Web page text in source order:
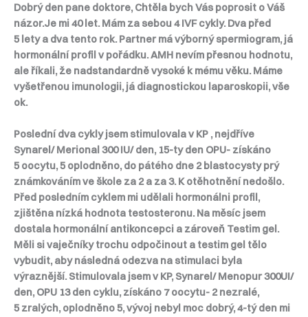
Dobrý den pane doktore, Chtěla bych Vás poprosit o Váš
názor.Je mi 40 let. Mám za sebou 4 IVF cykly. Dva před
5 lety a dva tento rok. Partner má výborný spermiogram, já
hormonální profil v pořádku. AMH nevím přesnou hodnotu,
ale říkali, že nadstandardně vysoké k mému věku. Máme
vyšetřenou imunologii, já diagnostickou laparoskopii, vše
ok.
Poslední dva cykly jsem stimulovala v KP , nejdříve
Synarel/ Merional 300 IU/ den, 15-ty den OPU- získáno
5 oocytu, 5 oplodněno, do pátého dne 2 blastocysty prý
známkováním ve škole za 2 a za 3. K otěhotnění nedošlo.
Před posledním cyklem mi udělali hormonálni profil,
zjištěna nízká hodnota testosteronu. Na měsíc jsem
dostala hormonální antikoncepci a zároveň Testim gel.
Měli si vaječníky trochu odpočinout a testim gel tělo
vybudit, aby následná odezva na stimulaci byla
výraznější. Stimulovala jsem v KP, Synarel/ Menopur 300UI/
den, OPU 13 den cyklu, získáno 7 oocytu- 2 nezralé,
5 zralých, oplodněno 5, vývoj nebyl moc dobrý, 4-tý den mi